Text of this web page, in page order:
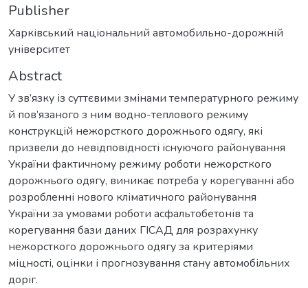
Publisher
Харківський національний автомобильно-дорожній
університет
Abstract
У зв’язку із суттєвими змінами температурного режиму
й пов’язаного з ним водно-теплового режиму
конструкцій нежорсткого дорожнього одягу, які
призвели до невідповідності існуючого районування
України фактичному режиму роботи нежорсткого
дорожнього одягу, виникає потреба у корегуванні або
розробленні нового кліматичного районування
України за умовами роботи асфальтобетонів та
корегування бази даних ГІСАД для розрахунку
нежорсткого дорожнього одягу за критеріями
міцності, оцінки і прогнозування стану автомобільних
доріг.